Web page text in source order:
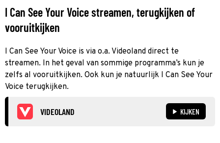
I Can See Your Voice streamen, terugkijken of
vooruitkijken
I Can See Your Voice is via o.a. Videoland direct te
streamen. In het geval van sommige programma’s kun je
zelfs al vooruitkijken. Ook kun je natuurlijk I Can See Your
Voice terugkijken.
VIDEOLAND KIJKEN